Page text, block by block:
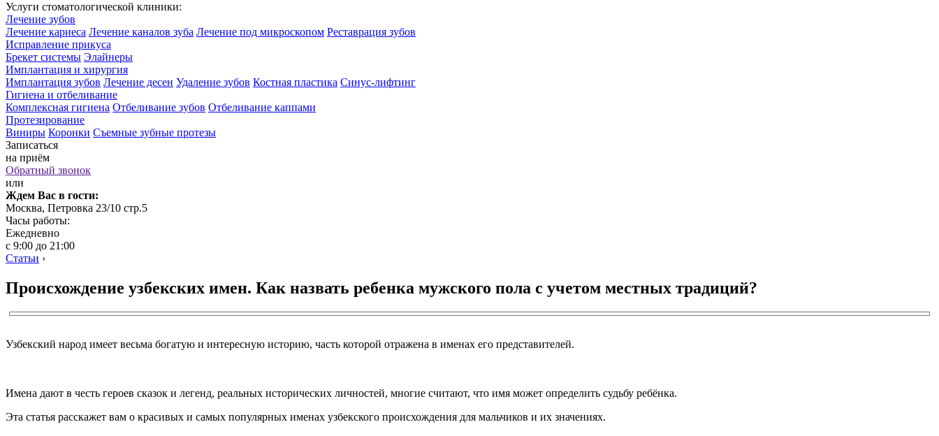
Услуги стоматологической клиники:
Лечение зубов
Лечение кариеса Лечение каналов зуба Лечение под микроскопом Реставрация зубов
Исправление прикуса
Брекет системы Элайнеры
Имплантация и хирургия
Имплантация зубов Лечение десен Удаление зубов Костная пластика Синус-лифтинг
Гигиена и отбеливание
Комплексная гигиена Отбеливание зубов Отбеливание каппами
Протезирование
Виниры Коронки Съемные зубные протезы
Записаться
на приём
Обратный звонок
или
Ждем Вас в гости:
Москва, Петровка 23/10 стр.5
Часы работы:
Ежедневно
с 9:00 до 21:00
Статьи ›
Происхождение узбекских имен. Как назвать ребенка мужского пола с учетом местных традиций?
Узбекский народ имеет весьма богатую и интересную историю, часть которой отражена в именах его представителей.
Имена дают в честь героев сказок и легенд, реальных исторических личностей, многие считают, что имя может определить судьбу ребёнка.
Эта статья расскажет вам о красивых и самых популярных именах узбекского происхождения для мальчиков и их значениях.